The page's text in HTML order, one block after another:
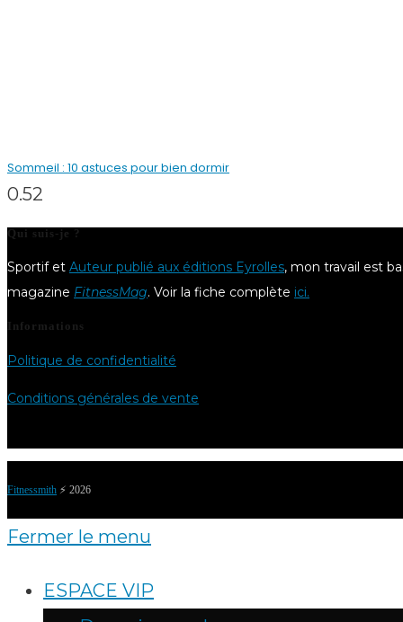
Sommeil : 10 astuces pour bien dormir
Qui suis-je ?
Sportif et Auteur publié aux éditions Eyrolles, mon travail est
magazine FitnessMag. Voir la fiche complète ici.
Informations
Politique de confidentialité
Conditions générales de vente
Fitnessmith ⚡️ 2026
Fermer le menu
ESPACE VIP